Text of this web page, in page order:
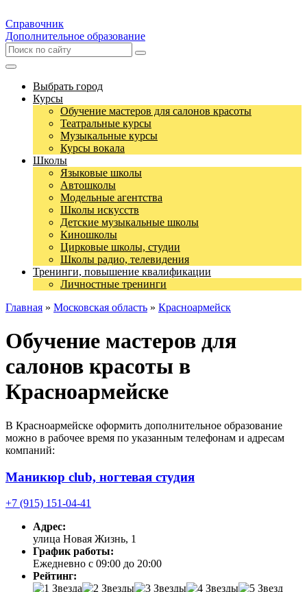
Справочник
Дополнительное образование
Выбрать город
Курсы
Обучение мастеров для салонов красоты
Театральные курсы
Музыкальные курсы
Курсы вокала
Школы
Языковые школы
Автошколы
Модельные агентства
Школы искусств
Детские музыкальные школы
Киношколы
Цирковые школы, студии
Школы радио, телевидения
Тренинги, повышение квалификации
Личностные тренинги
Главная » Московская область » Красноармейск
Обучение мастеров для
салонов красоты в
Красноармейске
В Красноармейске оформить дополнительное образование
можно в рабочее время по указанным телефонам и адресам
компаний:
Маникюр club, ногтевая студия
+7 (915) 151-04-41
Адрес:
улица Новая Жизнь, 1
График работы:
Ежедневно с 09:00 до 20:00
Рейтинг: